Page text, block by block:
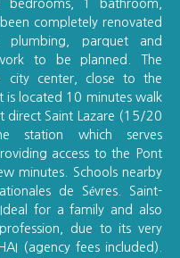
bedrooms, 1 bathroom,
completely renovated
plumbing, parquet and
to be planned. The
city center, close to the
is located 10 minutes walk
direct Saint Lazare (15/20
station which serves
access to the Pont
minutes. Schools nearby
de Sévres. Saint-
for a family and also
due to its very
(agency fees included).